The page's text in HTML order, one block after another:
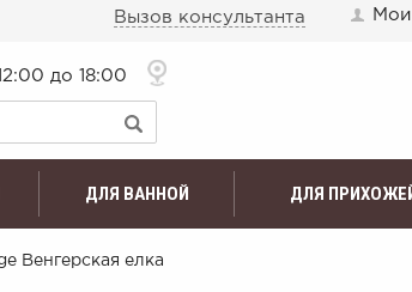
Вызов консультанта Мои
до 18:00
ДЛЯ ВАННОЙ ДЛЯ
Венгерская елка